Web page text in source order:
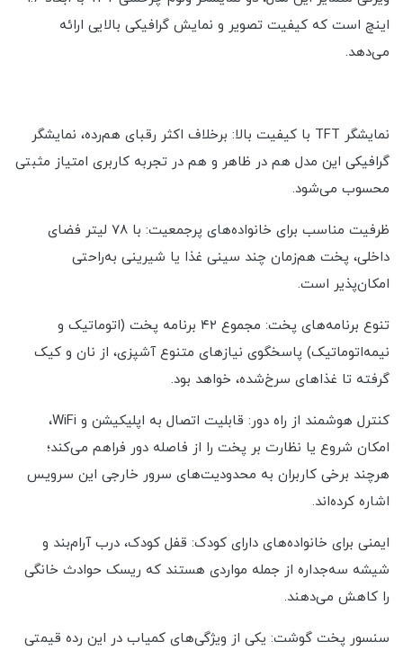
اینچ است که کیفیت تصویر و نمایش گرافیکی بالایی ارائه
می‌دهد.
نمایشگر TFT با کیفیت بالا: برخلاف اکثر رقبای هم‌رده، نمایشگر
گرافیکی این مدل هم در ظاهر و هم در تجربه کاربری امتیاز مثبتی
محسوب می‌شود.
ظرفیت مناسب برای خانواده‌های پرجمعیت: با ۷۸ لیتر فضای
داخلی، پخت هم‌زمان چند سینی غذا یا شیرینی به‌راحتی
امکان‌پذیر است.
تنوع برنامه‌های پخت: مجموع ۴۲ برنامه پخت (اتوماتیک و
نیمه‌اتوماتیک) پاسخگوی نیازهای متنوع آشپزی، از نان و کیک
گرفته تا غذاهای سرخ‌شده، خواهد بود.
کنترل هوشمند از راه دور: قابلیت اتصال به اپلیکیشن و WiFi،
امکان شروع یا نظارت بر پخت را از فاصله دور فراهم می‌کند؛
هرچند برخی کاربران به محدودیت‌های سرور خارجی این سرویس
اشاره کرده‌اند.
ایمنی برای خانواده‌های دارای کودک: قفل کودک، درب آرام‌بند و
شیشه سه‌جداره از جمله مواردی هستند که ریسک حوادث خانگی
را کاهش می‌دهند.
سنسور پخت گوشت: یکی از ویژگی‌های کمیاب در این رده قیمتی